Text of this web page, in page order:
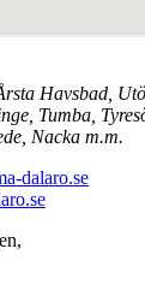
Havsbad,
Tumba,
Nacka m.m.
dalaro.se